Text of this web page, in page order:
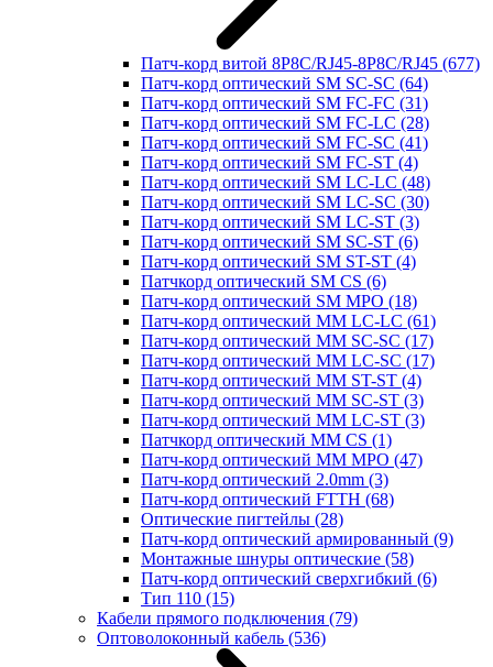
Патч-корд витой 8P8C/RJ45-8P8C/RJ45 (677)
Патч-корд оптический SM SC-SC (64)
Патч-корд оптический SM FC-FC (31)
Патч-корд оптический SM FC-LC (28)
Патч-корд оптический SM FC-SC (41)
Патч-корд оптический SM FC-ST (4)
Патч-корд оптический SM LC-LC (48)
Патч-корд оптический SM LC-SC (30)
Патч-корд оптический SM LC-ST (3)
Патч-корд оптический SM SC-ST (6)
Патч-корд оптический SM ST-ST (4)
Патчкорд оптический SM CS (6)
Патч-корд оптический SM MPO (18)
Патч-корд оптический MM LC-LC (61)
Патч-корд оптический MM SC-SC (17)
Патч-корд оптический MM LC-SC (17)
Патч-корд оптический MM ST-ST (4)
Патч-корд оптический MM SC-ST (3)
Патч-корд оптический MM LC-ST (3)
Патчкорд оптический MM CS (1)
Патч-корд оптический MM MPO (47)
Патч-корд оптический 2.0mm (3)
Патч-корд оптический FTTH (68)
Оптические пигтейлы (28)
Патч-корд оптический армированный (9)
Монтажные шнуры оптические (58)
Патч-корд оптический сверхгибкий (6)
Тип 110 (15)
Кабели прямого подключения (79)
Оптоволоконный кабель (536)